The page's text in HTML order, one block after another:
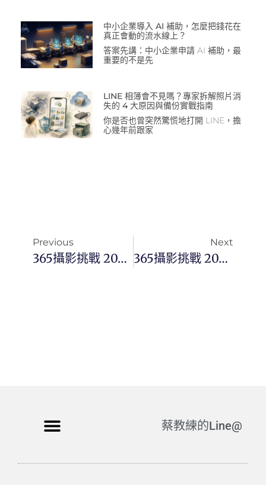
中小企業導入 AI 補助，怎麼把錢花在
真正會動的流水線上？
答案先講：中小企業申請 AI 補助，最
重要的不是先
LINE 相簿會不見嗎？專家拆解照片消
失的 4 大原因與備份實戰指南
你是否也曾突然驚慌地打開 LINE，擔
心幾年前跟家
Previous
365攝影挑戰 20251217(三)351/365 Day3620
Next
365攝影挑戰 20251219(五)353/365 Day3622
蔡教練的Line@